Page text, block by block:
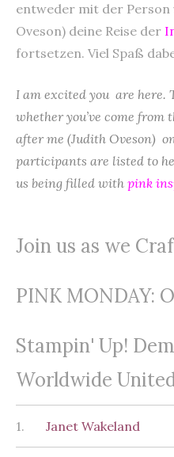
entweder mit der
Oveson) deine Reise der
fortsetzen. Viel Spaß
I am excited you are here.
whether you’ve come from
after me (Judith Oveson)
participants are listed to
us being filled with pink
Join us as we
PINK MONDAY:
Stampin' Up!
Worldwide
1. Janet Wakeland